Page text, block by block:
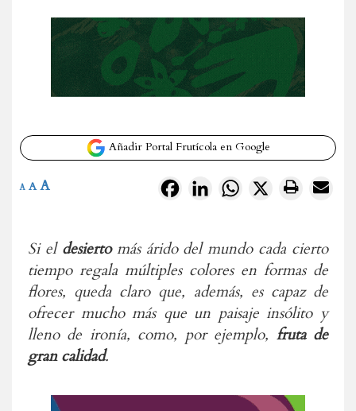
Añadir Portal Frutícola en Google
FacebookLinkedInWhatsApp
X
A A A
Si el desiertomás árido del mundo cada cierto
tiempo regala múltiples colores en formas de
flores, queda claro que, además, es capaz de
ofrecer mucho más que un paisaje insólito y
lleno de ironía, como, por ejemplo, fruta de
gran calidad.